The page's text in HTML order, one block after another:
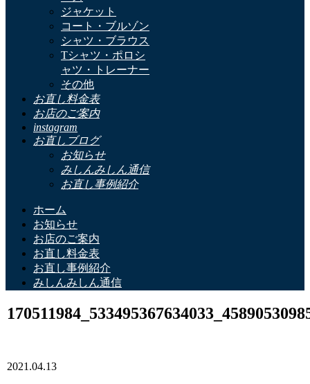
ジャケット
コート・ブルゾン
シャツ・ブラウス
Tシャツ・ポロシ
ャツ・トレーナー
その他
お直し料金表
お店のご案内
instagram
お直しブログ
お知らせ
みしんみしん通信
お直し事例紹介
ホーム
お知らせ
お店のご案内
お直し料金表
お直し事例紹介
みしんみしん通信
2021.04.13